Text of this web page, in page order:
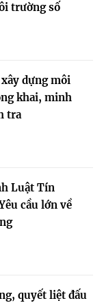
trường số
dựng môi
khai, minh
tra
Luật Tín
cầu lớn về
quyết liệt đấu